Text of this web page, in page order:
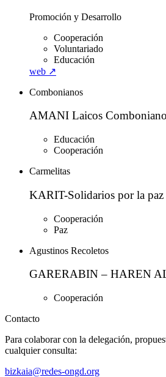
Promoción y Desarrollo
Cooperación
Voluntariado
Educación
web ↗
Combonianos
AMANI Laicos
Educación
Cooperación
Carmelitas
KARIT-Solidarios por la paz
Cooperación
Paz
Agustinos Recoletos
GARERABIN – HAREN
Cooperación
Contacto
Para colaborar con la delegación,
cualquier consulta:
bizkaia@redes-ongd.org